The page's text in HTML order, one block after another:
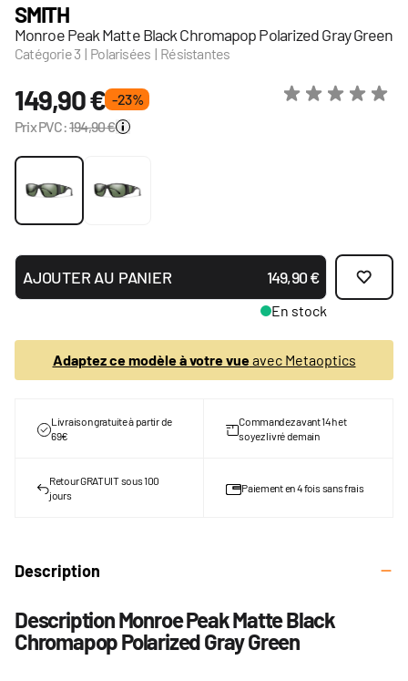
SMITH
Monroe Peak Matte Black Chromapop Polarized Gray Green
Catégorie 3 | Polarisées | Résistantes
149,90 € - 23 %
Prix PVC:194,90 €
AJOUTER AU PANIER 149,90 €
En stock
Adaptez ce modèle à votre vueavec Metaoptics
Livraison gratuite à partir de
69€
Commandez avant 14h et
soyez livré demain
Retour GRATUIT sous 100
jours
Paiement en 4 fois sans frais
Description
Description Monroe Peak Matte Black
Chromapop Polarized Gray Green